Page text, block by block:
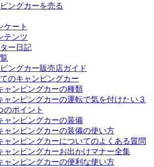
ングカーを売る
ケート
テンツ
ー日記
ングカー販売店ガイド
のキャンピングカー
ャンピングカーの種類
ャンピングカーの運転で気を付けたい３
のポイント
ャンピングカーの装備
ャンピングカーの装備の使い方
ャンピングカーについてのよくある質問
ャンピングカーお出かけマナー全集
ャンピングカーの便利な使い方